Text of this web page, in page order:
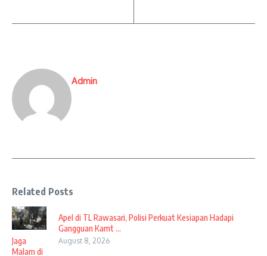
Admin
Related Posts
Jaga
Malam di
Apel di TL Rawasari, Polisi Perkuat Kesiapan Hadapi
Gangguan Kamt ...
August 8, 2026